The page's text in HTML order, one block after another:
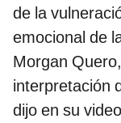
de la
emocional de
Morgan
interpretación
dijo en su